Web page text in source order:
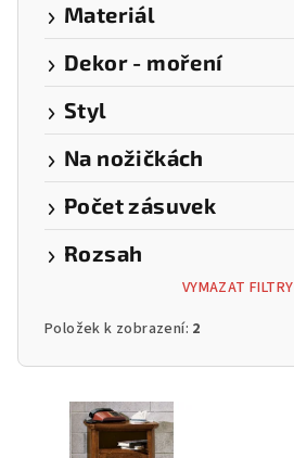
Materiál
Dekor - moření
Styl
Na nožičkách
Počet zásuvek
Rozsah
VYMAZAT FILTRY
Položek k zobrazení: 2